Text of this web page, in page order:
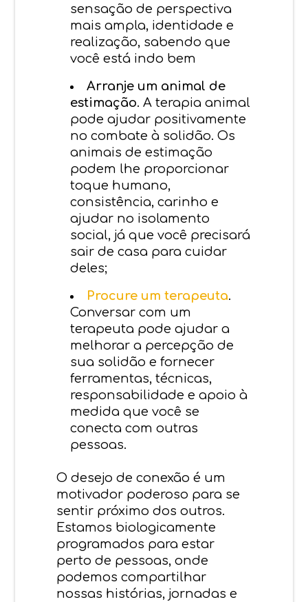
sensação de perspectiva
mais ampla, identidade e
realização, sabendo que
você está indo bem
Arranje um animal de
estimação. A terapia animal
pode ajudar positivamente
no combate à solidão. Os
animais de estimação
podem lhe proporcionar
toque humano,
consistência, carinho e
ajudar no isolamento
social, já que você precisará
sair de casa para cuidar
deles;
Procure um terapeuta.
Conversar com um
terapeuta pode ajudar a
melhorar a percepção de
sua solidão e fornecer
ferramentas, técnicas,
responsabilidade e apoio à
medida que você se
conecta com outras
pessoas.
O desejo de conexão é um
motivador poderoso para se
sentir próximo dos outros.
Estamos biologicamente
programados para estar
perto de pessoas, onde
podemos compartilhar
nossas histórias, jornadas e